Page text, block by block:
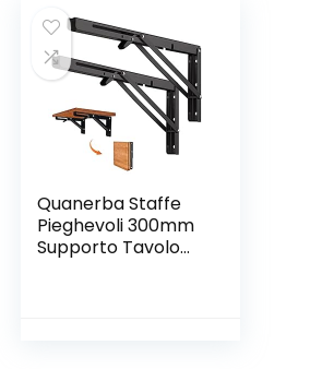
Quanerba Staffe
Pieghevoli 300mm
Supporto Tavolo